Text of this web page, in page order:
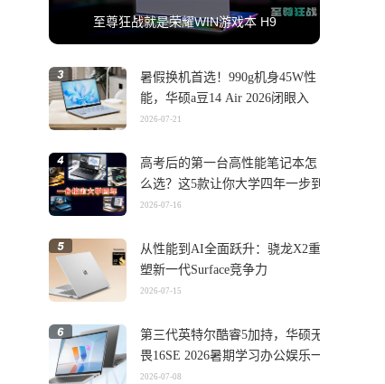
至尊狂战就是荣耀WIN游戏本 H9
暑假换机首选！990g机身45W性
能，华硕a豆14 Air 2026闭眼入
2026-07-21
高考后的第一台高性能笔记本怎
么选？这5款让你大学四年一步到
位
2026-07-16
从性能到AI全面跃升：骁龙X2重
塑新一代Surface竞争力
2026-07-15
第三代英特尔酷睿5加持，华硕无
畏16SE 2026暑期学习办公娱乐一
机搞定
2026-07-08